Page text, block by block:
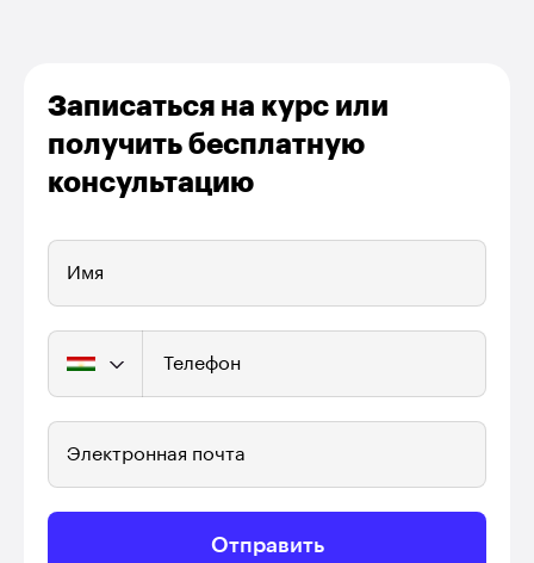
Записаться на курс или
получить бесплатную
консультацию
Имя
Телефон
Электронная почта
Отправить